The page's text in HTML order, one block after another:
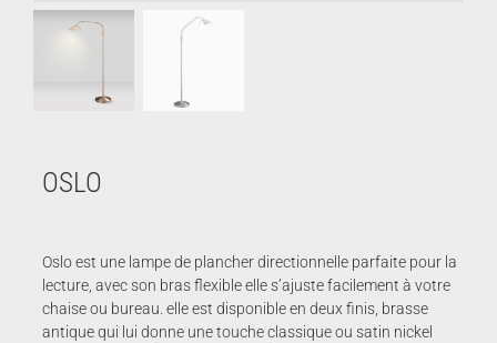
OSLO
Oslo est une lampe de plancher directionnelle parfaite pour la
lecture, avec son bras flexible elle s’ajuste facilement à votre
chaise ou bureau. elle est disponible en deux finis, brasse
antique qui lui donne une touche classique ou satin nickel